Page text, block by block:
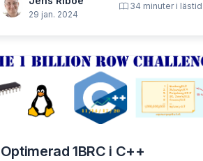
29 jan. 2024
34 minuter i lästid
Optimerad 1BRC i C++